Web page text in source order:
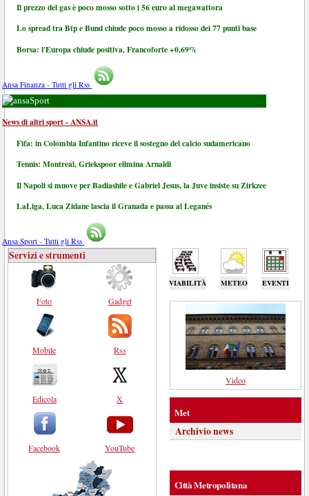
Il prezzo del gas è poco mosso sotto i 56 euro al megawattora
Lo spread tra Btp e Bund chiude poco mosso a ridosso dei 77 punti base
Borsa: l'Europa chiude positiva, Francoforte +0,69%
Ansa Finanza - Tutti gli Rss
Sport
News di altri sport - ANSA.it
Fifa: in Colombia Infantino riceve il sostegno del calcio sudamericano
Tennis: Montreal, Griekspoor elimina Arnaldi
Il Napoli si muove per Badiashile e Gabriel Jesus, la Juve insiste su Zirkzee
LaLiga, Luca Zidane lascia il Granada e passa al Leganés
Ansa Sport - Tutti gli Rss
VIABILITÀ METEO EVENTI
Servizi e strumenti
Foto
Mobile
Edicola
Facebook
Gadget
Rss
X
YouTube
Video
Met
Archivio news
Città Metropolitana